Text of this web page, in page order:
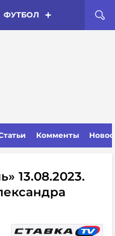
ФУТБОЛ
Комменты
13.08.2023.